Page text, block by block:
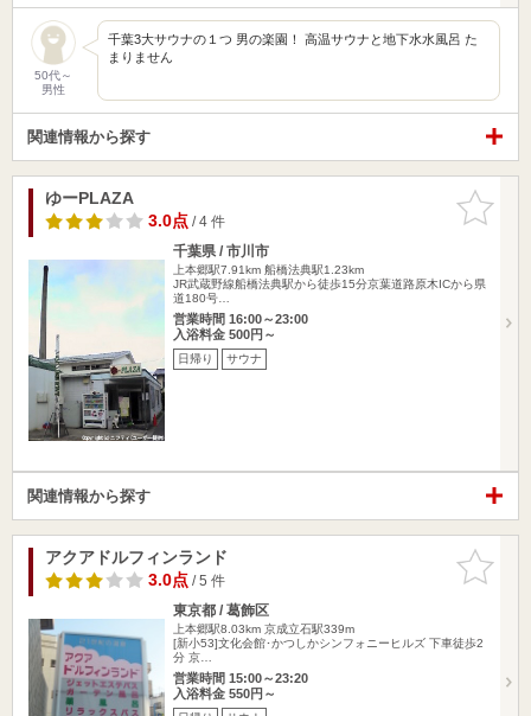
50代～
男性
千葉3大サウナの１つ 男の楽園！ 高温サウナと地下水水風呂 た
まりません
関連情報から探す
お気に入
りに追加
ゆーPLAZA
3.0点/ 4 件
千葉県 / 市川市
上本郷駅7.91km 船橋法典駅1.23km
JR武蔵野線船橋法典駅から徒歩15分京葉道路原木ICから県
道180号…
営業時間 16:00～23:00
入浴料金 500円～
日帰り サウナ
関連情報から探す
お気に入
りに追加
アクアドルフィンランド
3.0点/ 5 件
東京都 / 葛飾区
上本郷駅8.03km 京成立石駅339m
[新小53]文化会館･かつしかシンフォニーヒルズ 下車徒歩2
分 京…
営業時間 15:00～23:20
入浴料金 550円～